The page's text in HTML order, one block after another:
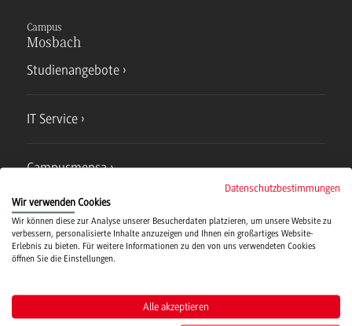
Campus
Mosbach
Studienangebote
IT Service
Campusmensa
Hochschulsport
Verwaltung
Datenschutzbestimmungen
Wir verwenden Cookies
Wir können diese zur Analyse unserer Besucherdaten platzieren, um unsere Website zu
verbessern, personalisierte Inhalte anzuzeigen und Ihnen ein großartiges Website-
Erlebnis zu bieten. Für weitere Informationen zu den von uns verwendeten Cookies
öffnen Sie die Einstellungen.
Alle akzeptieren